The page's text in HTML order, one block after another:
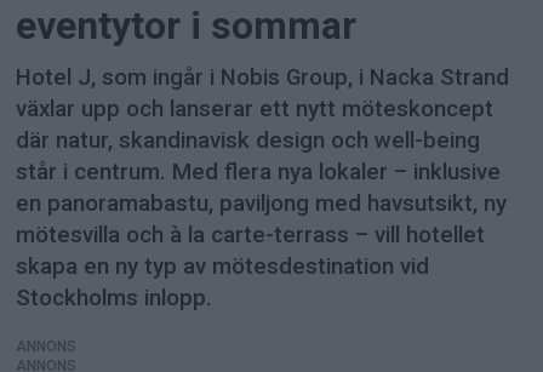
eventytor i sommar
Hotel J, som ingår i Nobis Group, i Nacka Strand
växlar upp och lanserar ett nytt möteskoncept
där natur, skandinavisk design och well-being
står i centrum. Med flera nya lokaler – inklusive
en panoramabastu, paviljong med havsutsikt, ny
mötesvilla och à la carte-terrass – vill hotellet
skapa en ny typ av mötesdestination vid
Stockholms inlopp.
ANNONS
ANNONS